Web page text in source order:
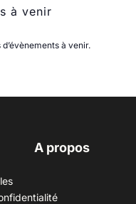
à venir
d’évènements à venir.
A propos